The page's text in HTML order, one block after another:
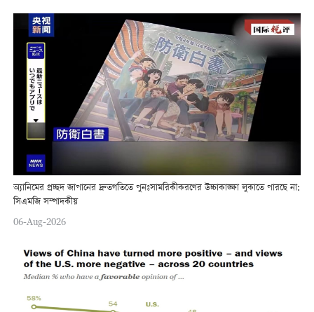
অ্যানিমের প্রচ্ছদ জাপানের দ্রুতগতিতে পুনঃসামরিকীকরণের উচ্চাকাঙ্ক্ষা লুকাতে পারছে না:
সিএমজি সম্পাদকীয়
06-Aug-2026